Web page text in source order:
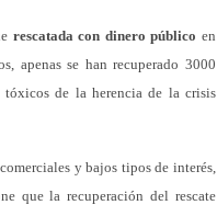
rescatada con dinero público en
apenas se han recuperado 3000
tóxicos de la herencia de la crisis
y bajos tipos de interés,
que la recuperación del rescate